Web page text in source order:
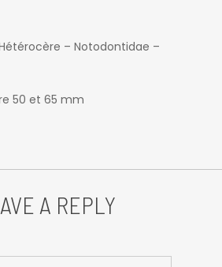
– Notodontidae –
50 et 65 mm
A REPLY